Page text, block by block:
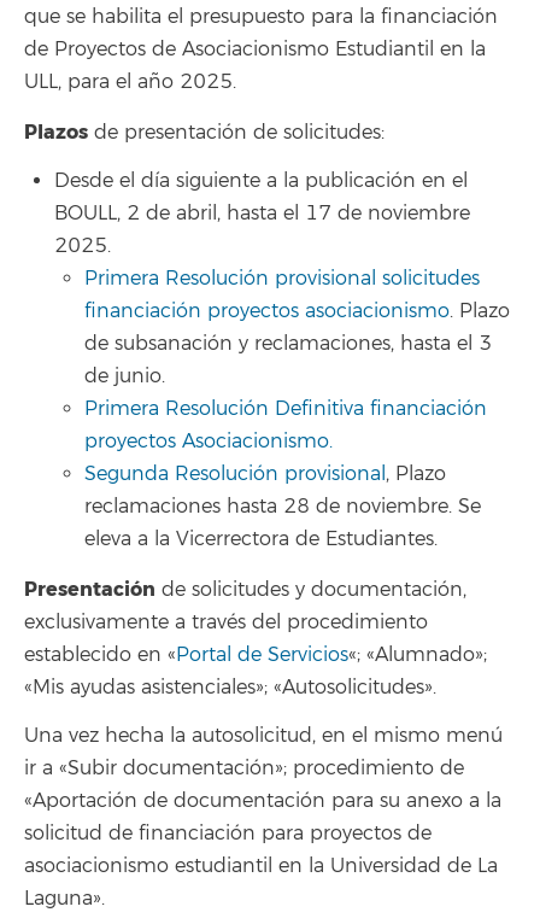
que se habilita el presupuesto para la financiación
de Proyectos de Asociacionismo Estudiantil en la
ULL, para el año 2025.
Plazos de presentación de solicitudes:
Desde el día siguiente a la publicación en el
BOULL, 2 de abril, hasta el 17 de noviembre
2025.
Primera Resolución provisional solicitudes
financiación proyectos asociacionismo. Plazo
de subsanación y reclamaciones, hasta el 3
de junio.
Primera Resolución Definitiva financiación
proyectos Asociacionismo.
Segunda Resolución provisional, Plazo
reclamaciones hasta 28 de noviembre. Se
eleva a la Vicerrectora de Estudiantes.
Presentación de solicitudes y documentación,
exclusivamente a través del procedimiento
establecido en «Portal de Servicios«; «Alumnado»;
«Mis ayudas asistenciales»; «Autosolicitudes».
Una vez hecha la autosolicitud, en el mismo menú
ir a «Subir documentación»; procedimiento de
«Aportación de documentación para su anexo a la
solicitud de financiación para proyectos de
asociacionismo estudiantil en la Universidad de La
Laguna».